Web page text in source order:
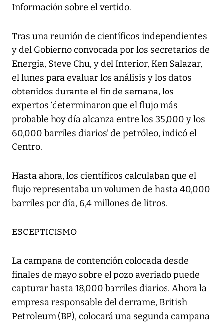
Información sobre el vertido.
Tras una reunión de científicos independientes
y del Gobierno convocada por los secretarios de
Energía, Steve Chu, y del Interior, Ken Salazar,
el lunes para evaluar los análisis y los datos
obtenidos durante el fin de semana, los
expertos ‘determinaron que el flujo más
probable hoy día alcanza entre los 35,000 y los
60,000 barriles diarios’ de petróleo, indicó el
Centro.
Hasta ahora, los científicos calculaban que el
flujo representaba un volumen de hasta 40,000
barriles por día, 6,4 millones de litros.
ESCEPTICISMO
La campana de contención colocada desde
finales de mayo sobre el pozo averiado puede
capturar hasta 18,000 barriles diarios. Ahora la
empresa responsable del derrame, British
Petroleum (BP), colocará una segunda campana